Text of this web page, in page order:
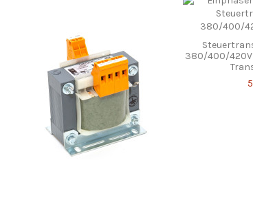
380/400/420V